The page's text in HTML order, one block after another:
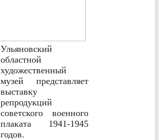
Ульяновский
областной
художественный
музей представляет
выставку
репродукций
советского военного
плаката 1941-1945
годов.